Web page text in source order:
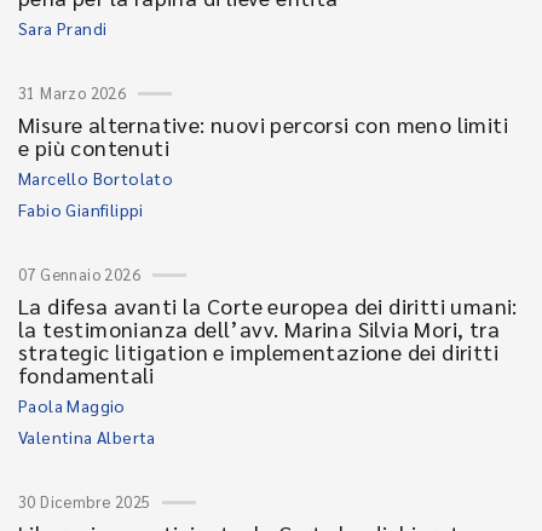
Sara Prandi
31 Marzo 2026
Misure alternative: nuovi percorsi con meno limiti
e più contenuti
Marcello Bortolato
Fabio Gianfilippi
07 Gennaio 2026
La difesa avanti la Corte europea dei diritti umani:
la testimonianza dell’avv. Marina Silvia Mori, tra
strategic litigation e implementazione dei diritti
fondamentali
Paola Maggio
Valentina Alberta
30 Dicembre 2025